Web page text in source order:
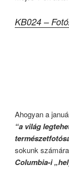
KB024 –
Ahogyan a
“a világ
sokunk számára
Columbia-i